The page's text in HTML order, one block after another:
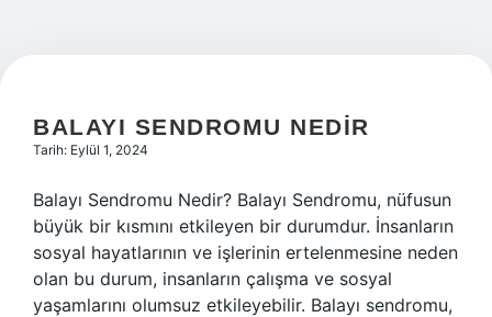
BALAYI SENDROMU NEDIR
Tarih: Eylül 1, 2024
Balayı Sendromu Nedir? Balayı Sendromu, nüfusun
büyük bir kısmını etkileyen bir durumdur. İnsanların
sosyal hayatlarının ve işlerinin ertelenmesine neden
olan bu durum, insanların çalışma ve sosyal
yaşamlarını olumsuz etkileyebilir. Balayı sendromu,